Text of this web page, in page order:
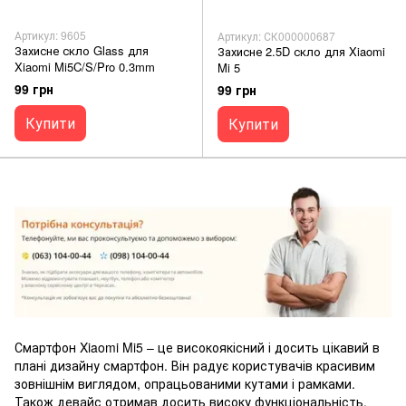
Артикул: 9605
Захисне скло Glass для
Xiaomi Mi5C/S/Pro 0.3mm
99 грн
Купити
Артикул: СК000000687
Захисне 2.5D скло для Xiaomi
Mi 5
99 грн
Купити
Смартфон Xiaomi Mi5 – це високоякісний і досить цікавий в
плані дизайну смартфон. Він радує користувачів красивим
зовнішнім виглядом, опрацьованими кутами і рамками.
Також девайс отримав досить високу функціональність,